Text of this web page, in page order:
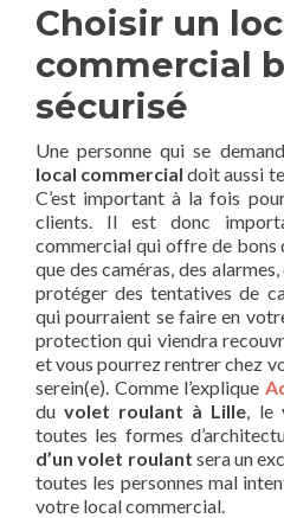
Choisir un
commercial
sécurisé
Une personne qui se
local commercial doit aussi
C’est important à la fois
clients. Il est donc
commercial qui offre de
que des caméras, des
protéger des tentatives de
qui pourraient se faire en
protection qui viendra
et vous pourrez rentrer chez
serein(e). Comme l’explique
duvolet roulant à Lille, le
toutes les formes
d’un volet roulant sera un
toutes les personnes mal
votre local commercial.